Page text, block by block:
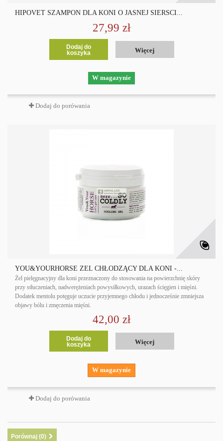
HIPOVET SZAMPON DLA KONI O JASNEJ SIERŚCI...
27,99 zł
Dodaj do
koszyka
Więcej
W magazynie
Dodaj do porówania
YOU&YOURHORSE ŻEL CHŁODZĄCY DLA KONI -...
Żel pielęgnacyjny dla koni przeznaczony do stosowania na powierzchnię skóry
przy stłuczeniach, nadwerężeniach powysiłkowych, urazach ścięgien i mięśni.
Dodatek mentolu potęguje uczucie przyjemnego chłodu i jednocześnie zmniejsza
objawy bólu i zmęczenia mięśni.
42,00 zł
Dodaj do
koszyka
Więcej
W magazynie
Dodaj do porówania
Porównaj (0)